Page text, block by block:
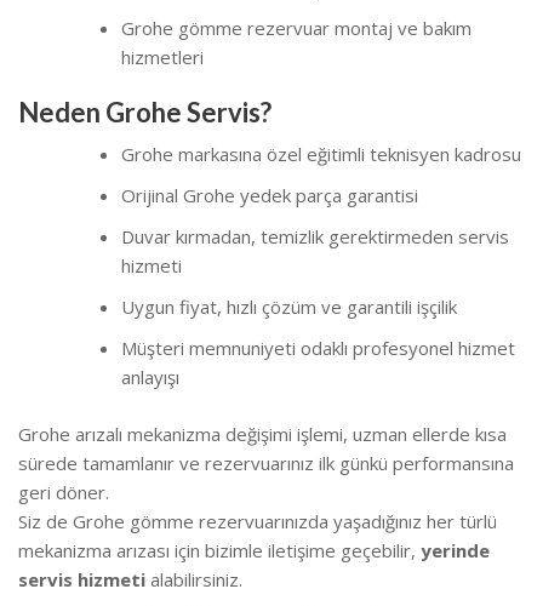
Grohe gömme rezervuar montaj ve bakım
hizmetleri
Neden Grohe Servis?
Grohe markasına özel eğitimli teknisyen kadrosu
Orijinal Grohe yedek parça garantisi
Duvar kırmadan, temizlik gerektirmeden servis
hizmeti
Uygun fiyat, hızlı çözüm ve garantili işçilik
Müşteri memnuniyeti odaklı profesyonel hizmet
anlayışı
Grohe arızalı mekanizma değişimi işlemi, uzman ellerde kısa
sürede tamamlanır ve rezervuarınız ilk günkü performansına
geri döner.
Siz de Grohe gömme rezervuarınızda yaşadığınız her türlü
mekanizma arızası için bizimle iletişime geçebilir, yerinde
servis hizmeti alabilirsiniz.